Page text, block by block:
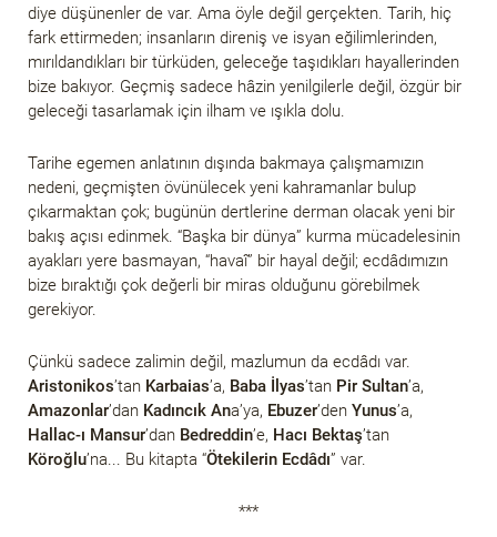
diye düşünenler de var. Ama öyle değil gerçekten. Tarih, hiç
fark ettirmeden; insanların direniş ve isyan eğilimlerinden,
mırıldandıkları bir türküden, geleceğe taşıdıkları hayallerinden
bize bakıyor. Geçmiş sadece hâzin yenilgilerle değil, özgür bir
geleceği tasarlamak için ilham ve ışıkla dolu.
Tarihe egemen anlatının dışında bakmaya çalışmamızın
nedeni, geçmişten övünülecek yeni kahramanlar bulup
çıkarmaktan çok; bugünün dertlerine derman olacak yeni bir
bakış açısı edinmek. “Başka bir dünya” kurma mücadelesinin
ayakları yere basmayan, “havaî” bir hayal değil; ecdâdımızın
bize bıraktığı çok değerli bir miras olduğunu görebilmek
gerekiyor.
Çünkü sadece zalimin değil, mazlumun da ecdâdı var.
Aristonikos’tan Karbaias’a, Baba İlyas’tan Pir Sultan’a,
Amazonlar’dan Kadıncık Ana’ya, Ebuzer’den Yunus’a,
Hallac-ı Mansur’dan Bedreddin’e, Hacı Bektaş’tan
Köroğlu’na... Bu kitapta “Ötekilerin Ecdâdı” var.
***